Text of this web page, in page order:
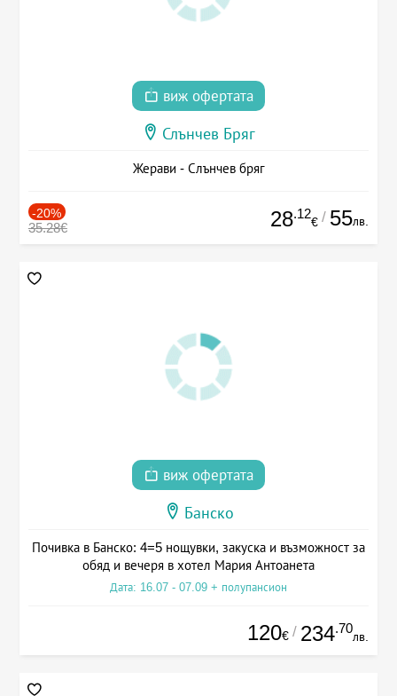
виж офертата
Слънчев Бряг
Жерави - Слънчев бряг
-20%
35.28€ 28.12
€ / 55лв.
виж офертата
Банско
Почивка в Банско: 4=5 нощувки, закуска и възможност за
обяд и вечеря в хотел Мария Антоанета
Дата: 16.07 - 07.09 + полупансион
120€ / 234.70
лв.